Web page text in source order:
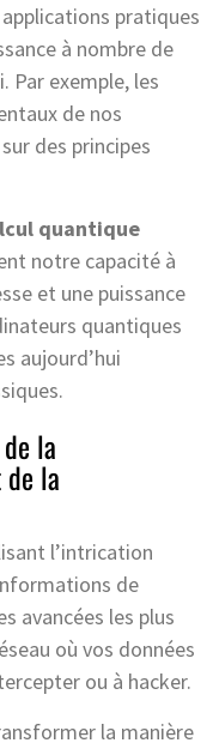
pratiques
à nombre de
Par exemple, les
de nos
des principes
quantique
notre capacité à
et une puissance
quantiques
aujourd’hui
la
la
l’intrication
de
avancées les plus
où vos données
ou à hacker.
la manière